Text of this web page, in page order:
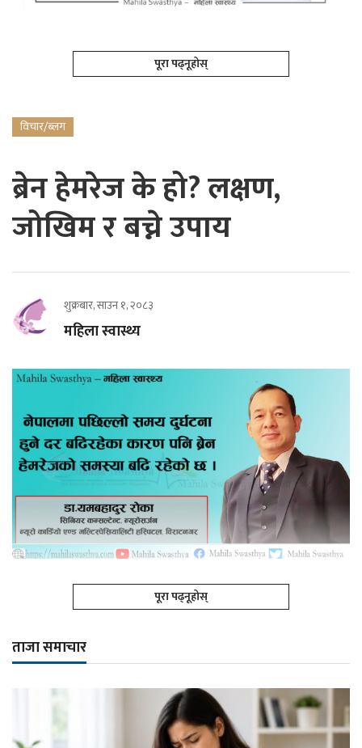
पूरा पढ्नूहोस्
विचार/ब्लग
ब्रेन हेमरेज के हो? लक्षण,
जोखिम र बच्ने उपाय
शुक्रबार, साउन १, २०८३
महिला स्वास्थ्य
पूरा पढ्नूहोस्
ताजा समाचार